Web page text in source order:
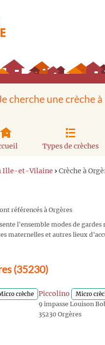
cherche une crèche à
Types de crèches
Ille-et-Vilaine › Crèche à
référencés à Orgères
l'ensemble modes de gardes
maternelles et autres lieux
(35230)
crèche Piccolino Micro
9 impasse Louison
35230 Orgères